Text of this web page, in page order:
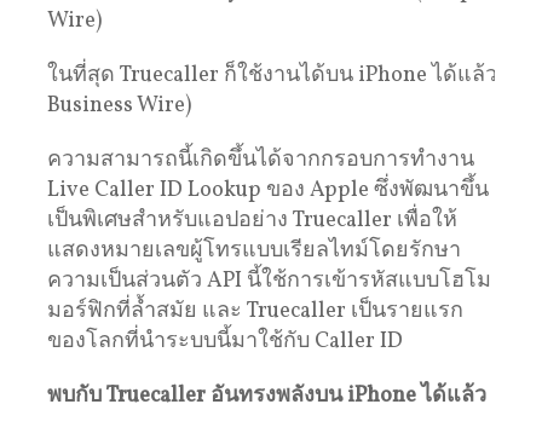
ในที่สุด Truecaller ก็ใช้งานได้บน iPhone ได้แล้ว (ก
Business Wire)
ความสามารถนี้เกิดขึ้นได้จากกรอบการทำงาน
Live Caller ID Lookup ของ Apple ซึ่งพัฒนาขึ้น
เป็นพิเศษสำหรับแอปอย่าง Truecaller เพื่อให้
แสดงหมายเลขผู้โทรแบบเรียลไทม์โดยรักษา
ความเป็นส่วนตัว API นี้ใช้การเข้ารหัสแบบโฮโม
มอร์ฟิกที่ล้ำสมัย และ Truecaller เป็นรายแรก
ของโลกที่นำระบบนี้มาใช้กับ Caller ID
พบกับ Truecaller อันทรงพลังบน iPhone ได้แล้ว